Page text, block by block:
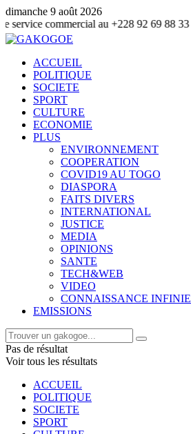
dimanche 9 août 2026
au +228 92 69 88 33
ACCUEIL
POLITIQUE
SOCIETE
SPORT
CULTURE
ECONOMIE
PLUS
ENVIRONNEMENT
COOPERATION
COVID19 AU TOGO
DIASPORA
FAITS DIVERS
INTERNATIONAL
JUSTICE
MEDIA
OPINIONS
SANTE
TECH&WEB
VIDEO
CONNAISSANCE INFINIE
EMISSIONS
Pas de résultat
Voir tous les résultats
ACCUEIL
POLITIQUE
SOCIETE
SPORT